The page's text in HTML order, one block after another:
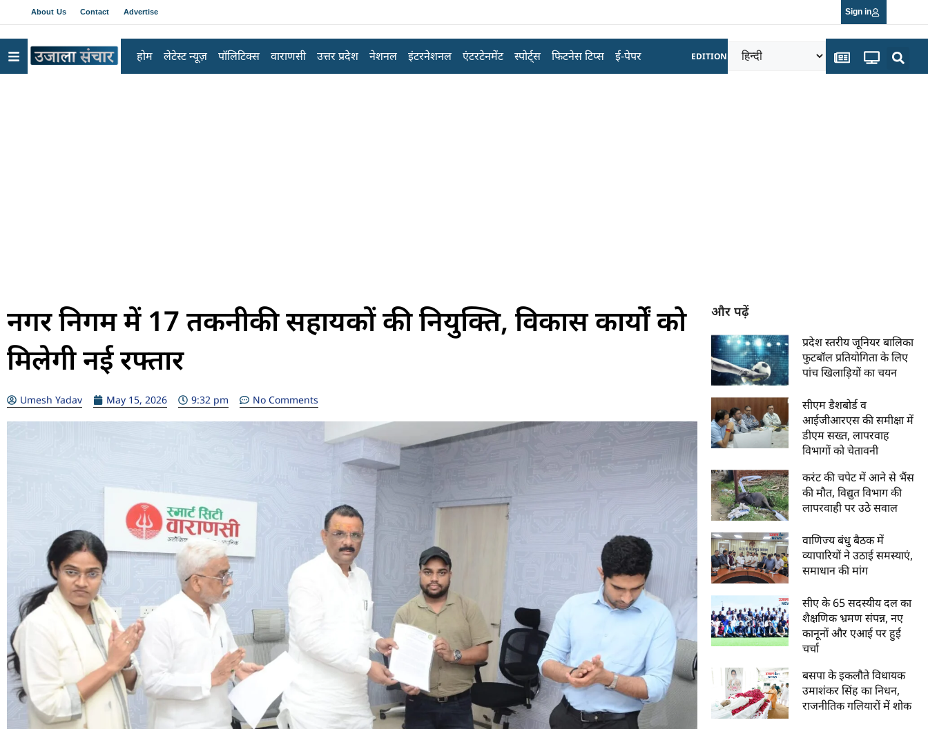
About Us Contact Advertise Sign in
होम लेटेस्ट न्यूज़ पॉलिटिक्स वाराणसी उत्तर प्रदेश नेशनल इंटरनेशनल एंटरटेनमेंट स्पोर्ट्स फिटनेस टिप्स ई-पेपर EDITION
नगर निगम में 17 तकनीकी सहायकों की नियुक्ति, विकास कार्यों को
मिलेगी नई रफ्तार
Umesh Yadav May 15, 2026 9:32 pm No Comments
और पढ़ें
प्रदेश स्तरीय जूनियर बालिका
फुटबॉल प्रतियोगिता के लिए
पांच खिलाड़ियों का चयन
सीएम डैशबोर्ड व
आईजीआरएस की समीक्षा में
डीएम सख्त, लापरवाह
विभागों को चेतावनी
करंट की चपेट में आने से भैंस
की मौत, विद्युत विभाग की
लापरवाही पर उठे सवाल
वाणिज्य बंधु बैठक में
व्यापारियों ने उठाई समस्याएं,
समाधान की मांग
सीए के 65 सदस्यीय दल का
शैक्षणिक भ्रमण संपन्न, नए
कानूनों और एआई पर हुई
चर्चा
बसपा के इकलौते विधायक
उमाशंकर सिंह का निधन,
राजनीतिक गलियारों में शोक